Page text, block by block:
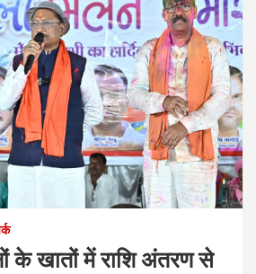
के खातों में राशि अंतरण से